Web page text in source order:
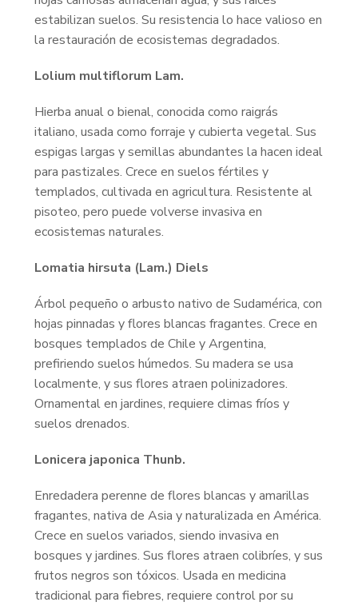
estabilizan suelos. Su resistencia lo hace valioso en
la restauración de ecosistemas degradados.
Lolium multiflorum Lam.
Hierba anual o bienal, conocida como raigrás
italiano, usada como forraje y cubierta vegetal. Sus
espigas largas y semillas abundantes la hacen ideal
para pastizales. Crece en suelos fértiles y
templados, cultivada en agricultura. Resistente al
pisoteo, pero puede volverse invasiva en
ecosistemas naturales.
Lomatia hirsuta (Lam.) Diels
Árbol pequeño o arbusto nativo de Sudamérica, con
hojas pinnadas y flores blancas fragantes. Crece en
bosques templados de Chile y Argentina,
prefiriendo suelos húmedos. Su madera se usa
localmente, y sus flores atraen polinizadores.
Ornamental en jardines, requiere climas fríos y
suelos drenados.
Lonicera japonica Thunb.
Enredadera perenne de flores blancas y amarillas
fragantes, nativa de Asia y naturalizada en América.
Crece en suelos variados, siendo invasiva en
bosques y jardines. Sus flores atraen colibríes, y sus
frutos negros son tóxicos. Usada en medicina
tradicional para fiebres, requiere control por su